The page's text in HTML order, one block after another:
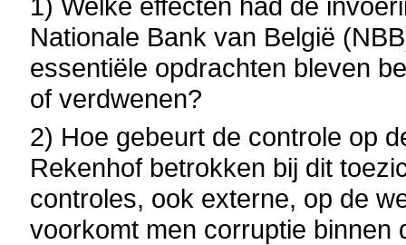
Nationale Bank van België
essentiële opdrachten bleven
of verdwenen?
2) Hoe gebeurt de controle op
Rekenhof betrokken bij dit
controles, ook externe, op de
voorkomt men corruptie binnen